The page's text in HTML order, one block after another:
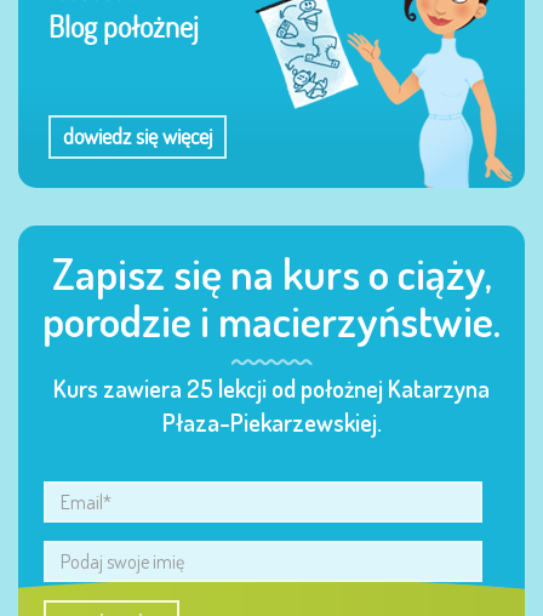
Blog położnej
dowiedz się więcej
Zapisz się na kurs o ciąży,
porodzie i macierzyństwie.
Kurs zawiera 25 lekcji od położnej Katarzyna
Płaza-Piekarzewskiej.